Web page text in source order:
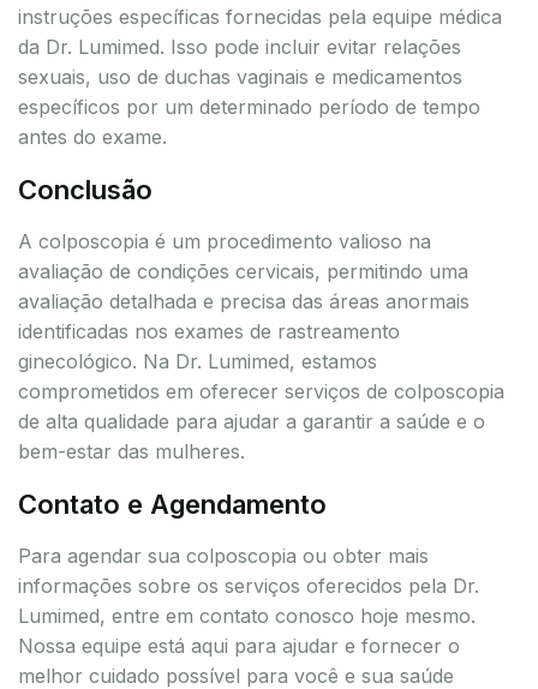
instruções específicas fornecidas pela equipe médica
da Dr. Lumimed. Isso pode incluir evitar relações
sexuais, uso de duchas vaginais e medicamentos
específicos por um determinado período de tempo
antes do exame.
Conclusão
A colposcopia é um procedimento valioso na
avaliação de condições cervicais, permitindo uma
avaliação detalhada e precisa das áreas anormais
identificadas nos exames de rastreamento
ginecológico. Na Dr. Lumimed, estamos
comprometidos em oferecer serviços de colposcopia
de alta qualidade para ajudar a garantir a saúde e o
bem-estar das mulheres.
Contato e Agendamento
Para agendar sua colposcopia ou obter mais
informações sobre os serviços oferecidos pela Dr.
Lumimed, entre em contato conosco hoje mesmo.
Nossa equipe está aqui para ajudar e fornecer o
melhor cuidado possível para você e sua saúde